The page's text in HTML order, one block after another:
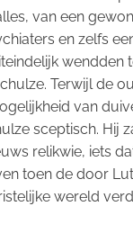
van een
en zelfs
wendden
Terwijl de
van
sceptisch. Hij
relikwie, iets
toen de door
wereld